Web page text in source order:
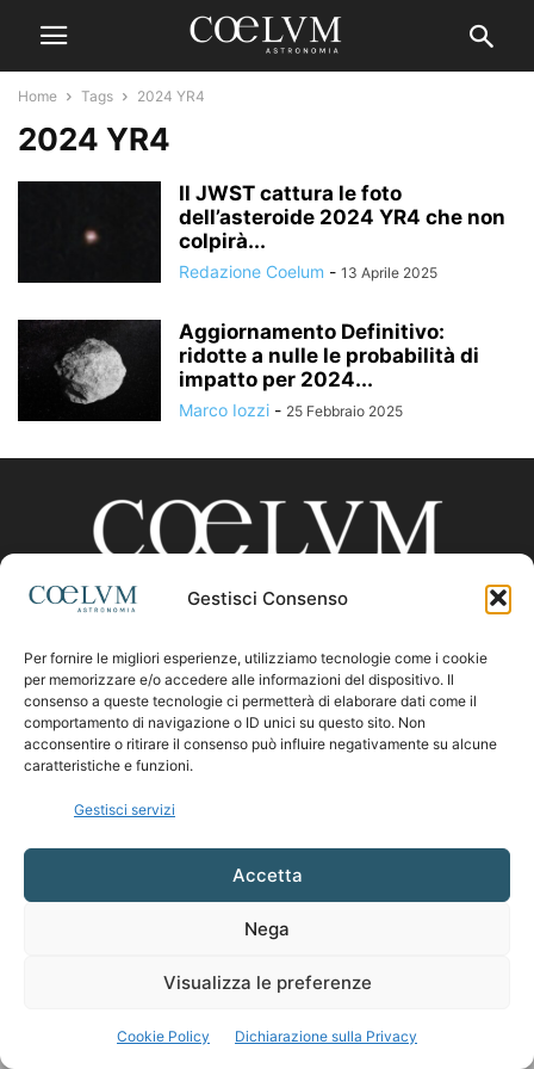
Gestisci Consenso
Per fornire le migliori esperienze, utilizziamo tecnologie come i cookie
per memorizzare e/o accedere alle informazioni del dispositivo. Il
consenso a queste tecnologie ci permetterà di elaborare dati come il
comportamento di navigazione o ID unici su questo sito. Non
acconsentire o ritirare il consenso può influire negativamente su alcune
caratteristiche e funzioni.
Gestisci servizi
Accetta
Nega
Visualizza le preferenze
Cookie Policy Dichiarazione sulla Privacy
Home Tags 2024 YR4
2024 YR4
Il JWST cattura le foto
dell’asteroide 2024 YR4 che non
colpirà...
Redazione Coelum - 13 Aprile 2025
Aggiornamento Definitivo:
ridotte a nulle le probabilità di
impatto per 2024...
Marco Iozzi - 25 Febbraio 2025
CHI SIAMO
Contattaci:coelumastro@coelum.com